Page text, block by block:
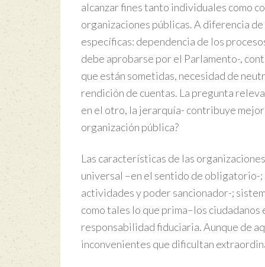
alcanzar fines tanto individuales como
organizaciones públicas. A diferencia
específicas: dependencia de los
debe aprobarse por el Parlamento-,
que están sometidas, necesidad de
rendición de cuentas. La pregunta
en el otro, la jerarquía- contribuye
organización pública?
Las características de las
universal –en el sentido de
actividades y poder sancionador-;
como tales lo que prima–los
responsabilidad fiduciaria. Aunque de
inconvenientes que dificultan